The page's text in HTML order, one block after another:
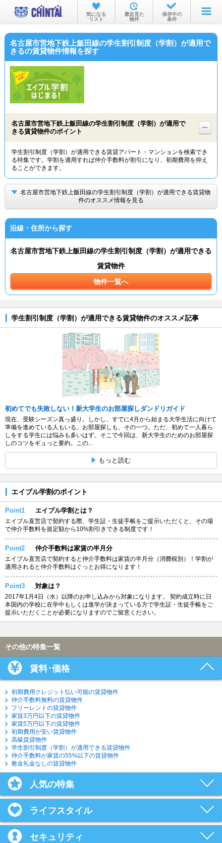
お部屋を探す
沿線・駅から
不動産会社から
気になる
リスト
最近見た
物件
保存中の
条件
名古屋市営地下鉄上飯田線の学生割引制度（学割）が適用で
きるの賃貸物件情報を探す
名古屋市営地下鉄上飯田線の学生割引制度（学割）が適用で
きる賃貸物件のポイント
学生割引制度（学割）が適用できる賃貸アパート・マンションを検索でき
る特集です。学割を適用すれば仲介手数料が割引になり、初期費用を抑え
ることができます。
名古屋市営地下鉄上飯田線の学生割引制度（学割）が適用できる賃貸物
件のオススメ情報を見る
沿線・住所から探す
名古屋市営地下鉄上飯田線の学生割引制度（学割）が適用できる
賃貸物件
物件一覧へ
学生割引制度（学割）が適用できる賃貸物件のオススメ記事
初めてでも失敗しない！新大学生のお部屋探しダンドリガイド
現在、受験シーズン真っ盛り。しかし、すでに4月から始まる大学生活に向けて
準備を進めている人もいる。お部屋探しも、その一つ。ただ、初めて一人暮ら
しをする学生には悩みも多いはず。そこで今回は、新大学生のためのお部屋探
しのコツをギュっと要約。この...
もっと読む
エイブル学割のポイント
Point1 エイブル学割とは？
エイブル直営店で契約する際、学生証・生徒手帳をご提示いただくと、その場
で仲介手数料を規定額から10%割引きできる制度です！
Point2 仲介手数料は家賃の半月分
エイブル直営店で契約すると仲介手数料は家賃の半月分（消費税別）！学割が
適用されると仲介手数料はぐっとお得になります！
Point3 対象は？
2017年1月4日（水）以降のお申し込みから対象になります。 契約成立時に日
本国内の学校に在学中もしくは進学が決まっている方で学生証・生徒手帳をご
提示いただくことが必要になりますのでご留意ください。
その他の特集一覧
賃料･価格
初期費用クレジット払い可能の賃貸物件
仲介手数料無料の賃貸物件
フリーレントの賃貸物件
家賃3万円以下の賃貸物件
家賃5万円以下の賃貸物件
初期費用が安い賃貸物件
高級賃貸物件
学生割引制度（学割）が適用できる賃貸物件
仲介手数料が家賃の55%以下の賃貸物件
敷金礼金なしの賃貸物件
人気の特集
ライフスタイル
セキュリティ